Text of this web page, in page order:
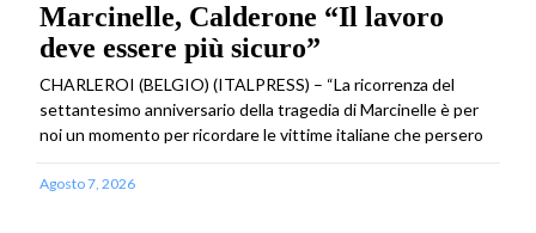
Marcinelle, Calderone “Il lavoro
deve essere più sicuro”
CHARLEROI (BELGIO) (ITALPRESS) – “La ricorrenza del
settantesimo anniversario della tragedia di Marcinelle è per
noi un momento per ricordare le vittime italiane che persero
Agosto 7, 2026